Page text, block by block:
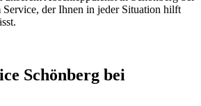
der Ihnen in jeder Situation hilft
Schönberg bei